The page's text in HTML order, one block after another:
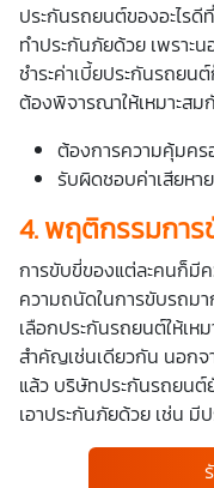
ประกันรถยนต์ของอะไร
ทำประกันภัยด้วย เพราะ
ชำระค่าเบี้ยประกันรถยน
ต้องพิจารณาให้เหมาะส
ต้องการความคุ้มคร
รับผิดชอบค่าเสียหา
4.พฤติกรรมการ
การขับขี่ของแต่ละคนก็มี
ความถนัดในการขับรถม
เลือกประกันรถยนต์ให้เ
สำคัญเช่นเดียวกัน นอก
แล้ว บริษัทประกันรถยน
เอาประกันภัยด้วย เช่น มี